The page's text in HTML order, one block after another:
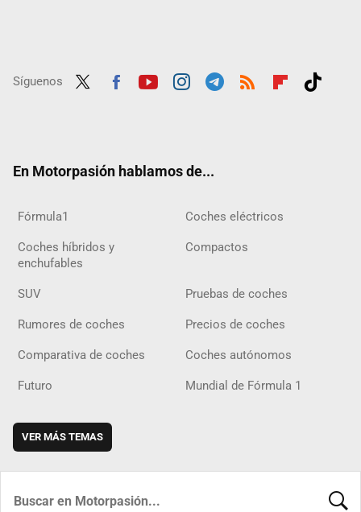
Síguenos
En Motorpasión hablamos de...
Fórmula1 Coches eléctricos
Coches híbridos y
enchufables
Compactos
SUV Pruebas de coches
Rumores de coches Precios de coches
Comparativa de coches Coches autónomos
Futuro Mundial de Fórmula 1
VER MÁS TEMAS